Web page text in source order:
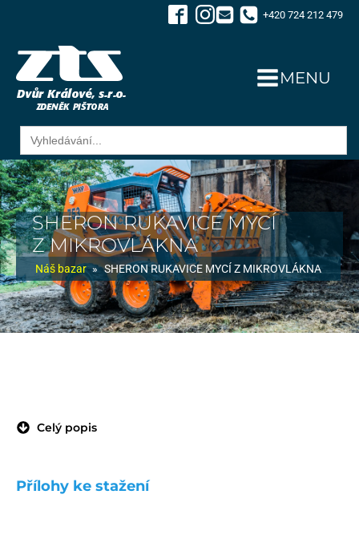
+420 724 212 479
MENU
Search
for:
SHERON RUKAVICE MYCÍ
Z MIKROVLÁKNA
Náš bazar » SHERON RUKAVICE MYCÍ Z MIKROVLÁKNA
Celý popis
Přílohy ke stažení